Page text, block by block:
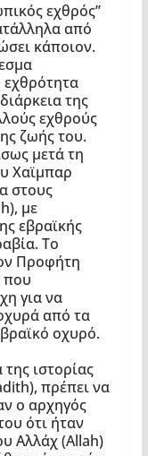
εχθρός”
από
κάποιον.
εχθρότητα
της
εχθρούς
ζωής του.
μετά τη
Χαϊμπαρ
στους
με
εβραϊκής
Το
Προφήτη
που
για να
από τα
οχυρό.
ιστορίας
πρέπει να
ο αρχηγός
ότι ήταν
Αλλάχ (Allah)